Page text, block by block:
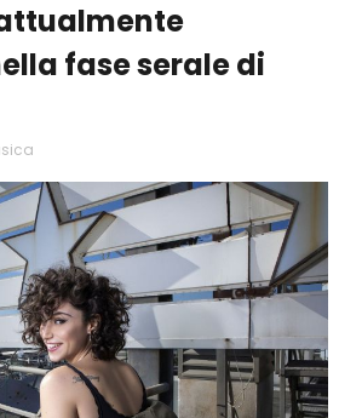
fase serale di